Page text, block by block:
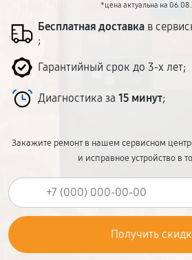
*цена актуальна на
Бесплатная доставкав
;
Гарантийный срок до 3-х лет;
Диагностика за 15 минут;
Закажите ремонт в нашем сервисном
и исправное устройство в